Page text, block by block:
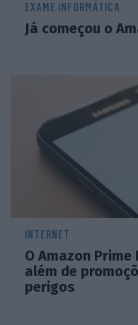
EXAME INFORMÁTICA
Já começou o
INTERNET
O Amazon
além de
perigos